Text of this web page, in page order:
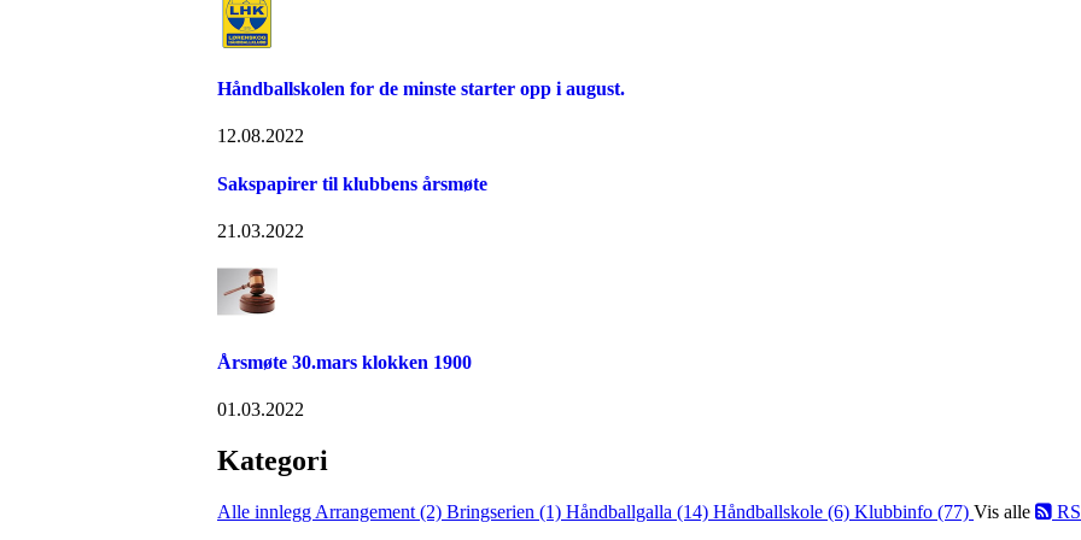
Håndballskolen for de minste starter opp i august.
12.08.2022
Sakspapirer til klubbens årsmøte
21.03.2022
Årsmøte 30.mars klokken 1900
01.03.2022
Kategori
Alle innlegg Arrangement (2) Bringserien (1) Håndballgalla (14) Håndballskole (6) Klubbinfo (77) Vis alle